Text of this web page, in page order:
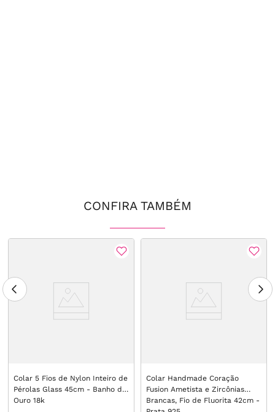
CONFIRA TAMBÉM
Colar 5 Fios de Nylon Inteiro de
Pérolas Glass 45cm - Banho de
Ouro 18k
Colar Handmade Coração
Fusion Ametista e Zircônias
Brancas, Fio de Fluorita 42cm -